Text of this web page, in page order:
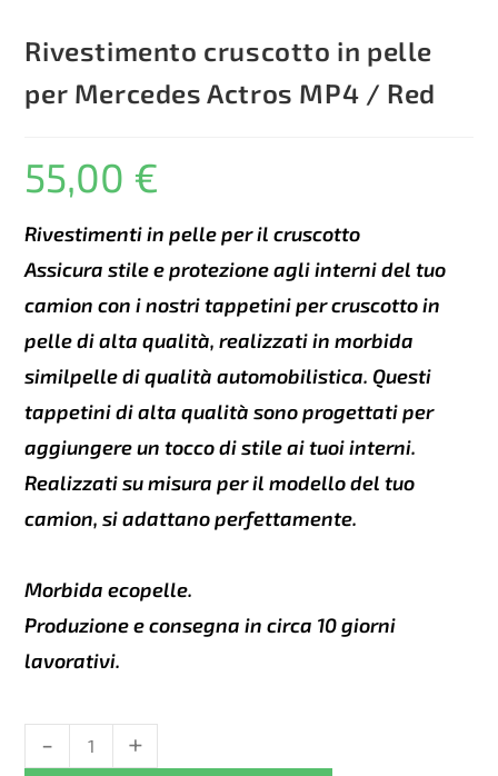
Rivestimento cruscotto in pelle
per Mercedes Actros MP4 / Red
55,00 €
Rivestimenti in pelle per il cruscotto
Assicura stile e protezione agli interni del tuo
camion con i nostri tappetini per cruscotto in
pelle di alta qualità, realizzati in morbida
similpelle di qualità automobilistica. Questi
tappetini di alta qualità sono progettati per
aggiungere un tocco di stile ai tuoi interni.
Realizzati su misura per il modello del tuo
camion, si adattano perfettamente.
Morbida ecopelle.
Produzione e consegna in circa 10 giorni
lavorativi.
Rivestimento
cruscotto
- +